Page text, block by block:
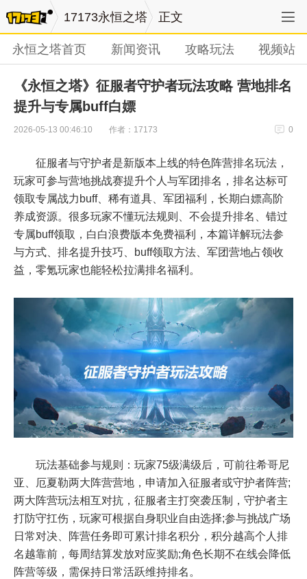
17173永恒之塔 正文
永恒之塔首页 新闻资讯 攻略玩法 视频站
《永恒之塔》征服者守护者玩法攻略 营地排名
提升与专属buff白嫖
2026-05-13 00:46:10 作者：17173 0
征服者与守护者是新版本上线的特色阵营排名玩法，
玩家可参与营地挑战赛提升个人与军团排名，排名达标可
领取专属战力buff、稀有道具、军团福利，长期白嫖高阶
养成资源。很多玩家不懂玩法规则、不会提升排名、错过
专属buff领取，白白浪费版本免费福利，本篇详解玩法参
与方式、排名提升技巧、buff领取方法、军团营地占领收
益，零氪玩家也能轻松拉满排名福利。
玩法基础参与规则：玩家75级满级后，可前往希哥尼
亚、厄夏勒两大阵营营地，申请加入征服者或守护者阵营;
两大阵营玩法相互对抗，征服者主打突袭压制，守护者主
打防守扛伤，玩家可根据自身职业自由选择;参与挑战广场
日常对决、阵营任务即可累计排名积分，积分越高个人排
名越靠前，每周结算发放对应奖励;角色长期不在线会降低
阵营等级，需保持日常活跃维持排名。